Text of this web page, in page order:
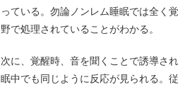
っている。勿論ノンレム睡眠では全く
野で処理されていることがわかる。
次に、覚醒時、音を聞くことで誘導さ
眠中でも同じように反応が見られる。